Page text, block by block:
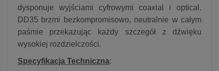
dysponuje wyjściami cyfrowymi coaxial i optical.
DD35 brzmi bezkompromisowo, neutralnie w całym
paśmie przekazując każdy szczegół z dźwięku
wysokiej rozdzielczości.
Specyfikacja Techniczna: